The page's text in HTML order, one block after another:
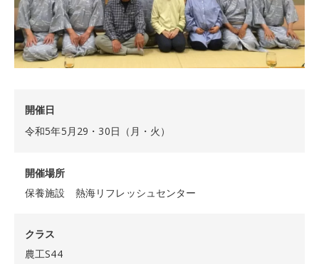
開催日
令和5年5月29・30日（月・火）
開催場所
保養施設 熱海リフレッシュセンター
クラス
農工S44